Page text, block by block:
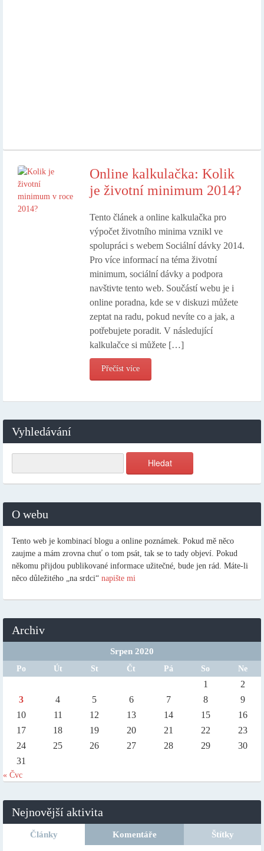
Online kalkulačka: Kolik
je životní minimum 2014?
Tento článek a online kalkulačka pro
výpočet životního minima vznikl ve
spolupráci s webem Sociální dávky 2014.
Pro více informací na téma životní
minimum, sociální dávky a podpora
navštivte tento web. Součástí webu je i
online poradna, kde se v diskuzi můžete
zeptat na radu, pokud nevíte co a jak, a
potřebujete poradit. V následující
kalkulačce si můžete […]
Přečíst více
Vyhledávání
O webu
Tento web je kombinací blogu a online poznámek. Pokud mě něco
zaujme a mám zrovna chuť o tom psát, tak se to tady objeví. Pokud
někomu přijdou publikované informace užitečné, bude jen rád. Máte-li
něco důležitého „na srdci“ napište mi
Archiv
Srpen 2020
Po Út St Čt Pá So Ne
1
2
3
4 5 6 7 8
9
10
11 12 13 14 15
16
17
18 19 20 21 22
23
24
25 26 27 28 29
30
31
« Čvc
Nejnovější aktivita
Články Komentáře Štítky